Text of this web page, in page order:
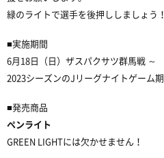
緑のライトで選手を後押ししましょう！
■実施期間
6月18日（日）ザスパクサツ群馬戦 ～
2023シーズンの Jリーグナイトゲーム
■発売商品
ペンライト
GREEN LIGHTには欠かせません！